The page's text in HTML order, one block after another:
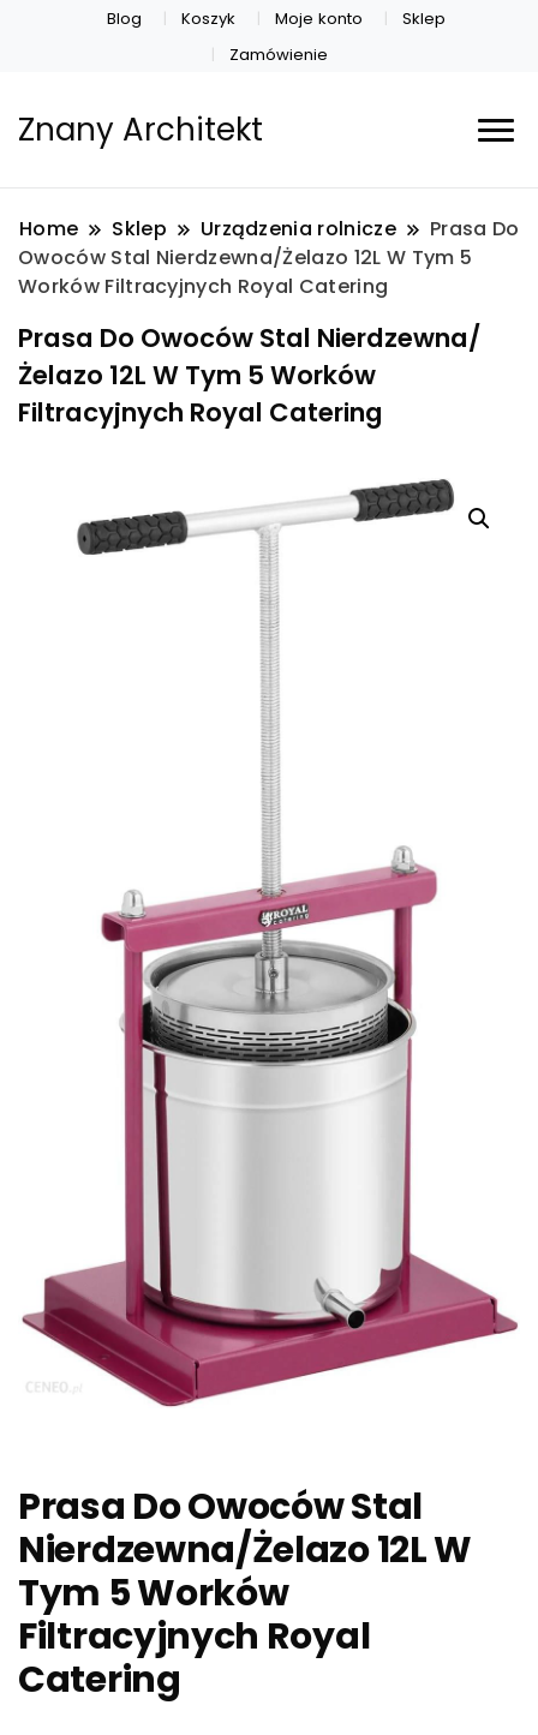
Blog Koszyk Moje konto
Sklep
Zamówienie
Znany Architekt
Home Sklep Urządzenia rolnicze
Prasa Do
Owoców Stal Nierdzewna/Żelazo 12L W Tym 5
Worków Filtracyjnych Royal Catering
Prasa Do Owoców Stal Nierdzewna/
Żelazo 12L W Tym 5 Worków
Filtracyjnych Royal Catering
Prasa Do Owoców Stal
Nierdzewna/Żelazo 12L W
Tym 5 Worków
Filtracyjnych Royal
Catering